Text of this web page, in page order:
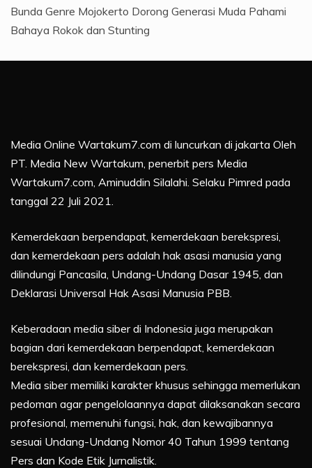
Bunda Genre Mojokerto Dorong Generasi Muda Pahami
Bahaya Rokok dan Stunting
Media Online Wartakum7.com di luncurkan di jakarta Oleh
PT. Media New Wartakum, penerbit pers Media
Wartakum7.com, Aminuddin Silalahi. Selaku Pimred pada
tanggal 22 Juli 2021.
Kemerdekaan berpendapat, kemerdekaan berekspresi,
dan kemerdekaan pers adalah hak asasi manusia yang
dilindungi Pancasila, Undang-Undang Dasar 1945, dan
Deklarasi Universal Hak Asasi Manusia PBB.
Keberadaan media siber di Indonesia juga merupakan
bagian dari kemerdekaan berpendapat, kemerdekaan
berekspresi, dan kemerdekaan pers.
Media siber memiliki karakter khusus sehingga memerlukan
pedoman agar pengelolaannya dapat dilaksanakan secara
profesional, memenuhi fungsi, hak, dan kewajibannya
sesuai Undang-Undang Nomor 40 Tahun 1999 tentang
Pers dan Kode Etik Jurnalistik.